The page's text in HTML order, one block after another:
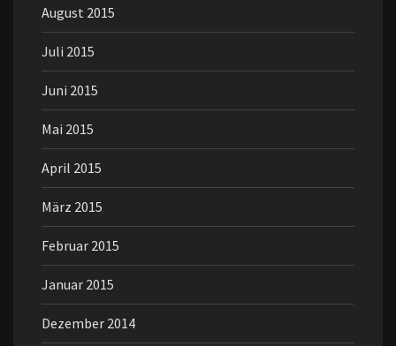
August 2015
Juli 2015
Juni 2015
Mai 2015
April 2015
März 2015
Februar 2015
Januar 2015
Dezember 2014